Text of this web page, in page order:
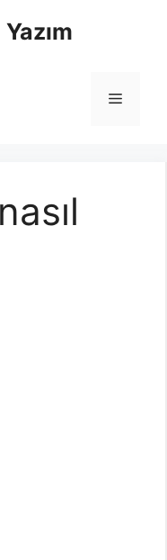
Menü